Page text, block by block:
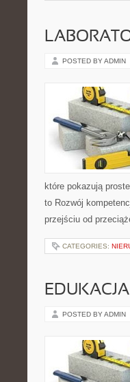
POSTED BY ADMIN
które pokazują
to Rozwój
przejściu od
CATEGORIES:
POSTED BY ADMIN